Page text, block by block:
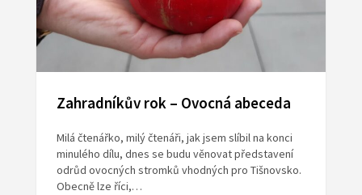
Zahradníkův rok – Ovocná abeceda
Milá čtenářko, milý čtenáři, jak jsem slíbil na konci
minulého dílu, dnes se budu věnovat představení
odrůd ovocných stromků vhodných pro Tišnovsko.
Obecně lze říci,…